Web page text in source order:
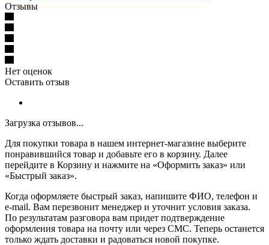
Отзывы
Нет оценок
Оставить отзыв
Загрузка отзывов...
Для покупки товара в нашем интернет-магазине выберите
понравившийся товар и добавьте его в корзину. Далее
перейдите в Корзину и нажмите на «Оформить заказ» или
«Быстрый заказ».
Когда оформляете быстрый заказ, напишите ФИО, телефон и
e-mail. Вам перезвонит менеджер и уточнит условия заказа.
По результатам разговора вам придет подтверждение
оформления товара на почту или через СМС. Теперь останется
только ждать доставки и радоваться новой покупке.